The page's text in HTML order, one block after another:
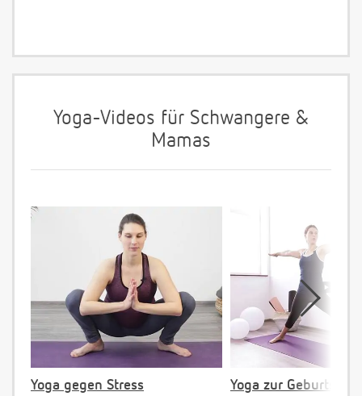
Yoga-Videos für Schwangere &
Mamas
Yoga gegen Stress Yoga zur